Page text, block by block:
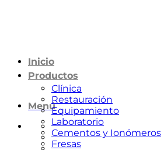
Menú
Inicio
Productos
Clínica
Restauración
Equipamiento
Laboratorio
Cementos y Ionómeros
Fresas